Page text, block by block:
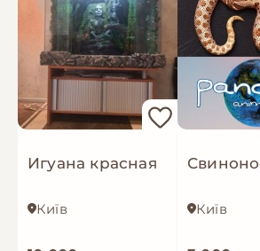
Игуана красная
Київ Київ